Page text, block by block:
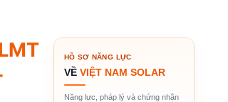
HỒ SƠ NĂNG LỰC
VỀ VIỆT NAM SOLAR
Năng lực, pháp lý và chứng nhận